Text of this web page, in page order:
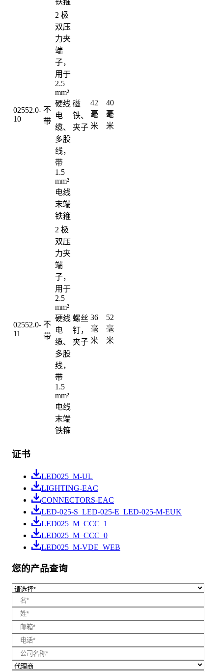
02552.0-
10
不
带
2 极
双压
力夹
端
子，
用于
2.5
mm²
硬线
电
缆、
多股
线，
带
1.5
mm²
电线
末端
铁箍
磁
铁、
夹子
42
毫
米
40
毫
米
02552.0-
11
不
带
2 极
双压
力夹
端
子，
用于
2.5
mm²
硬线
电
缆、
多股
线，
带
1.5
mm²
电线
末端
铁箍
螺丝
钉，
夹子
36
毫
米
52
毫
米
证书
LED025_M-UL
LIGHTING-EAC
CONNECTORS-EAC
LED-025-S_LED-025-E_LED-025-M-EUK
LED025_M_CCC_1
LED025_M_CCC_0
LED025_M-VDE_WEB
您的产品查询